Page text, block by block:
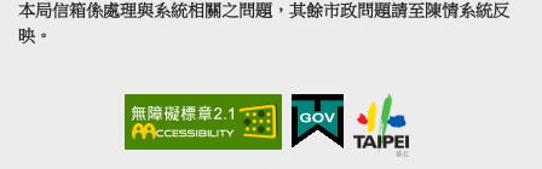
本局信箱係處理與系統相關之問題，其餘市政問題請至陳情系統反
映。